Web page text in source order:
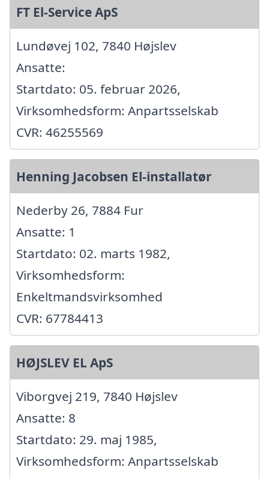
FT El-Service ApS
Lundøvej 102, 7840 Højslev
Ansatte:
Startdato: 05. februar 2026,
Virksomhedsform: Anpartsselskab
CVR: 46255569
Henning Jacobsen El-installatør
Nederby 26, 7884 Fur
Ansatte: 1
Startdato: 02. marts 1982,
Virksomhedsform:
Enkeltmandsvirksomhed
CVR: 67784413
HØJSLEV EL ApS
Viborgvej 219, 7840 Højslev
Ansatte: 8
Startdato: 29. maj 1985,
Virksomhedsform: Anpartsselskab